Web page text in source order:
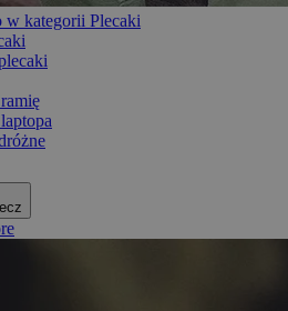
w kategorii Plecaki